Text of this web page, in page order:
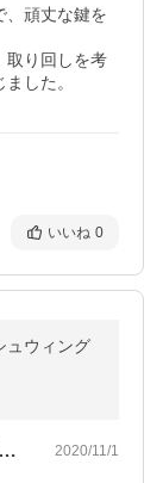
、頑丈な鍵を
取り回しを考
した。
いいね 0
ュウィング
底打ち感もなく反発性が高いため、以前よ… 2020/11/1